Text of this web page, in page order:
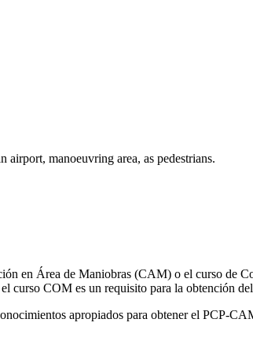
manoeuvring area, as pedestrians.
en Área de Maniobras (CAM) o el curso de
curso COM es un requisito para la obtención
apropiados para obtener el PCP-